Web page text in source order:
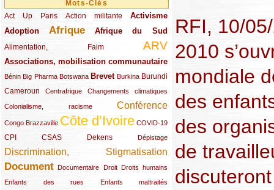
Mots-Clés
Act Up Paris
(49/289) Action militante
(32/289) Activisme
(73/289)
Adoption
(82/289) Afrique
(161/289) Afrique du Sud
(73/289)
Alimentation, Faim
(48/289) ARV
(203/289)
Associations, mobilisation communautaire
(65/289)
Bénin
(13/289)Big Pharma
(16/289) Botswana
(9/289) Brevet
(83/289) Burkina
(18/289) Burundi
(30/289)
Cameroun
(47/289) Centrafrique
(23/289) Changements climatiques
(10/289)
Colonialisme, racisme
(19/289) Conférence
(118/289)
Congo Brazzaville
(24/289) Côte d’Ivoire
(263/289) COVID-19
(13/289)
CPI
(48/289) CSAS
(32/289) Dekens
(29/289) Dépistage
(19/289)
Discrimination, Stigmatisation
(131/289)
Document
(145/289) Documentaire
(9/289) Droit
(20/289) Droits humains
(22/289)
Enfants des rues
(21/289) Enfants maltraités
(10/289)
RFI, 10/
2010
mondiale
des
des
de